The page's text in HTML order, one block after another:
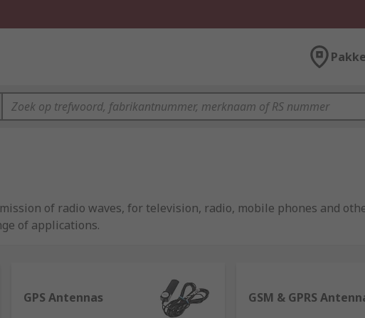
of radio waves, for television, radio, mobile phones and
of applications.
the distance of RF (radio frequency) signals from GPS satellites.
GPS receivers.
GPS Antennas GSM & GPRS